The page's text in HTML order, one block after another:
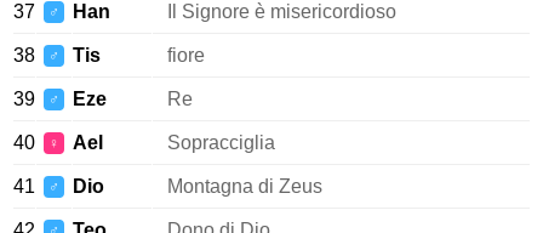
37 ♂ Han Il Signore è misericordioso
38 ♂ Tis fiore
39 ♂ Eze Re
40 ♀ Ael Sopracciglia
41 ♂ Dio Montagna di Zeus